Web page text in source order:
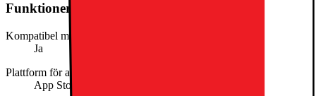
Funktioner och egenskaper
Kompatibel med stylus
Ja
Plattform för app-distribution
App Store